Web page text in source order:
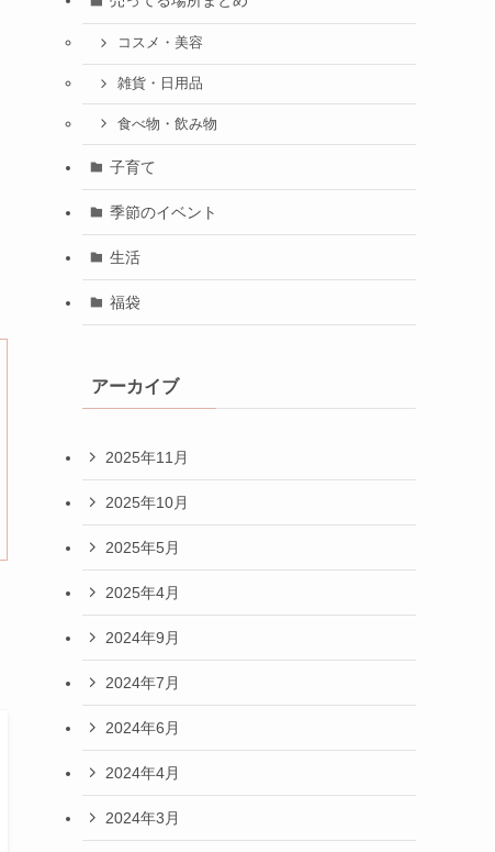
コスメ・美容
雑貨・日用品
食べ物・飲み物
子育て
季節のイベント
生活
福袋
アーカイブ
2025年11月
2025年10月
2025年5月
2025年4月
2024年9月
2024年7月
2024年6月
2024年4月
2024年3月